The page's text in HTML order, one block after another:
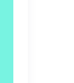
מקצוע